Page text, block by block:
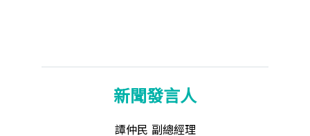
新聞發言人
譚仲民 副總經理